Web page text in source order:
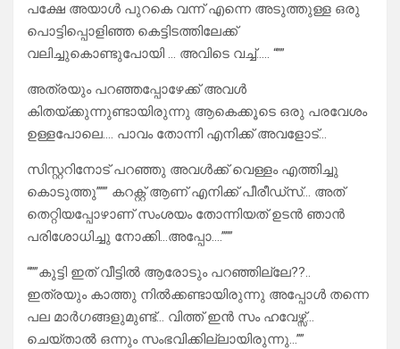
പക്ഷേ അയാൾ പുറകെ വന്ന് എന്നെ അടുത്തുള്ള ഒരു
പൊട്ടിപ്പൊളിഞ്ഞ കെട്ടിടത്തിലേക്ക്
വലിച്ചുകൊണ്ടുപോയി … അവിടെ വച്ച്….. “””
അത്രയും പറഞ്ഞപ്പോഴേക്ക് അവൾ
കിതയ്ക്കുന്നുണ്ടായിരുന്നു ആകെക്കൂടെ ഒരു പരവേശം
ഉള്ളപോലെ…. പാവം തോന്നി എനിക്ക് അവളോട്…
സിസ്റ്ററിനോട് പറഞ്ഞു അവൾക്ക് വെള്ളം എത്തിച്ചു
കൊടുത്തു””” കറക്റ്റ് ആണ് എനിക്ക് പീരീഡ്സ്… അത്
തെറ്റിയപ്പോഴാണ് സംശയം തോന്നിയത് ഉടൻ ഞാൻ
പരിശോധിച്ചു നോക്കി…അപ്പോ….”””
“””കുട്ടി ഇത് വീട്ടിൽ ആരോടും പറഞ്ഞില്ലേ??..
ഇത്രയും കാത്തു നിൽക്കണ്ടായിരുന്നു അപ്പോൾ തന്നെ
പല മാർഗങ്ങളുമുണ്ട്… വിത്ത്‌ ഇൻ സം ഹവേഴ്സ്…
ചെയ്താൽ ഒന്നും സംഭവിക്കില്ലായിരുന്നു…””